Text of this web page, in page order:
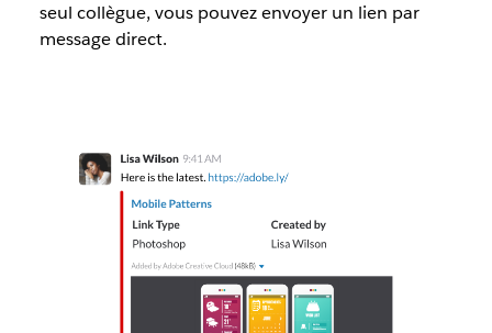
seul collègue, vous pouvez envoyer un lien par
message direct.